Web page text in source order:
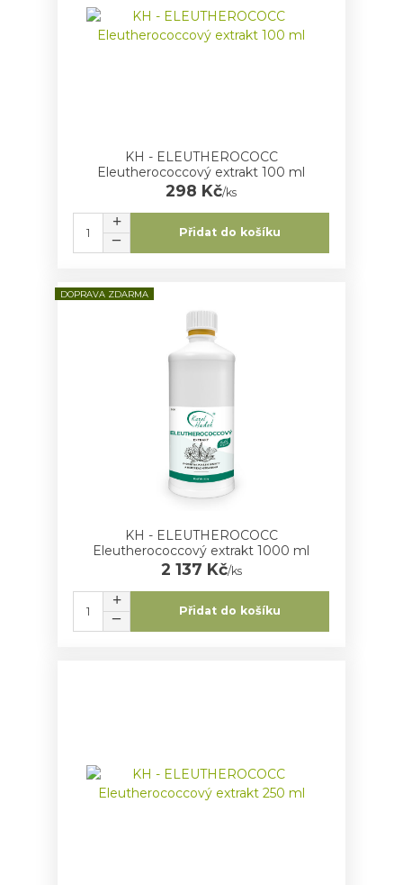
KH - ELEUTHEROCOCC
Eleutherococcový extrakt 100 ml
298 Kč/ks
Přidat do košíku
DOPRAVA ZDARMA
KH - ELEUTHEROCOCC
Eleutherococcový extrakt 1000 ml
2 137 Kč/ks
Přidat do košíku